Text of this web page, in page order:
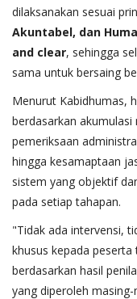
dilaksanakan sesuai
Akuntabel, dan
and clear, sehingga
sama untuk bersaing
Menurut Kabidhumas,
berdasarkan
pemeriksaan
hingga kesamaptaan
sistem yang objektif
pada setiap tahapan.
"Tidak ada intervensi,
khusus kepada
berdasarkan hasil
yang diperoleh